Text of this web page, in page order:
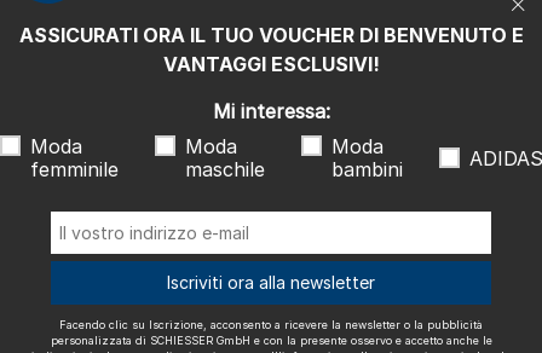
Mi interessa:
Moda femminile
Moda maschile
ADIDAS
Facendo clic su Iscrizione, acconsento a ricevere la newsletter o la
pubblicità personalizzata di SCHIESSER GmbH e con la presente
"Newsletter". Posso revocare questo consenso in qualsiasi momento
con effetto futuro.
Spediamo con
ASSICURATI ORA IL TUO VOUCHER DI BENVENUTO E
VANTAGGI ESCLUSIVI!
Mi interessa:
Moda
femminile
Moda
maschile
Moda
bambini
ADIDAS
Iscriviti ora alla newsletter
Facendo clic su Iscrizione, acconsento a ricevere la newsletter o la pubblicità
personalizzata di SCHIESSER GmbH e con la presente osservo e accetto anche le